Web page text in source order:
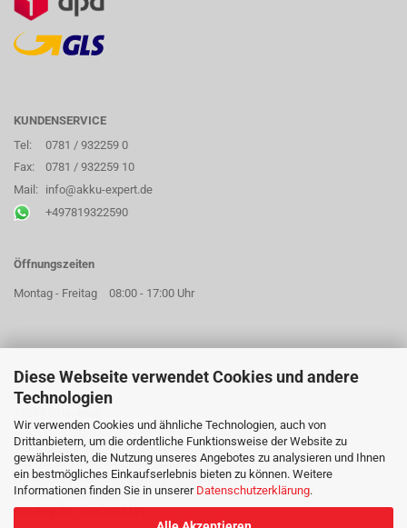
Diese Webseite verwendet Cookies und andere
Technologien
Wir verwenden Cookies und ähnliche Technologien, auch von
Drittanbietern, um die ordentliche Funktionsweise der Website zu
gewährleisten, die Nutzung unseres Angebotes zu analysieren und Ihnen
ein bestmögliches Einkaufserlebnis bieten zu können. Weitere
Informationen finden Sie in unserer Datenschutzerklärung.
KUNDENSERVICE
Tel:
0781 / 932259 0
Fax:
0781 / 932259 10
Mail:
info@akku-expert.de
+497819322590
Öffnungszeiten
Montag - Freitag 08:00 - 17:00 Uhr
AKKU EXPERT GMBH
Hildastraße 73a
Geschäftsführer: Mareike Jobst
Sitz der Gesellschaft: Offenburg
Handelsregister: Freiburg im Breisgau HRB 715018
USt-Id Nr.: DE815642692
Bat-Reg.-Nr.: DE67693419